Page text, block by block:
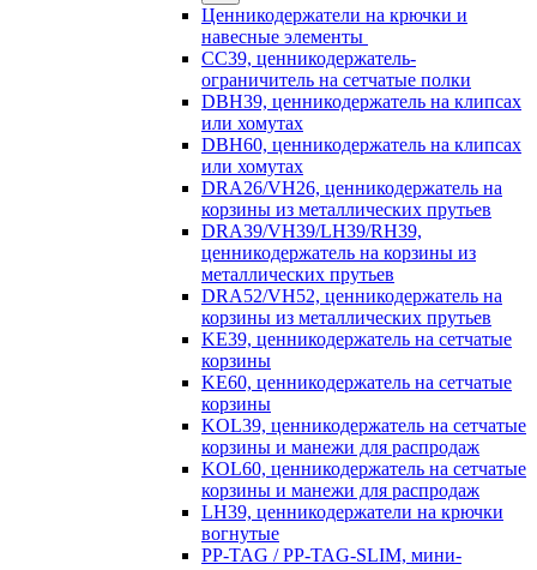
Ценникодержатели на крючки и
навесные элементы
CC39, ценникодержатель-
ограничитель на сетчатые полки
DBH39, ценникодержатель на клипсах
или хомутах
DBH60, ценникодержатель на клипсах
или хомутах
DRA26/VH26, ценникодержатель на
корзины из металлических прутьев
DRA39/VH39/LH39/RH39,
ценникодержатель на корзины из
металлических прутьев
DRA52/VH52, ценникодержатель на
корзины из металлических прутьев
KE39, ценникодержатель на сетчатые
корзины
KE60, ценникодержатель на сетчатые
корзины
KOL39, ценникодержатель на сетчатые
корзины и манежи для распродаж
KOL60, ценникодержатель на сетчатые
корзины и манежи для распродаж
LH39, ценникодержатели на крючки
вогнутые
PP-TAG / PP-TAG-SLIM, мини-